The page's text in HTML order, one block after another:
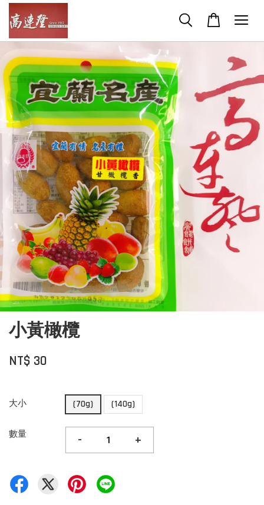
小黃橄欖
NT$ 30
大小 (70g) (140g)
數量 - +